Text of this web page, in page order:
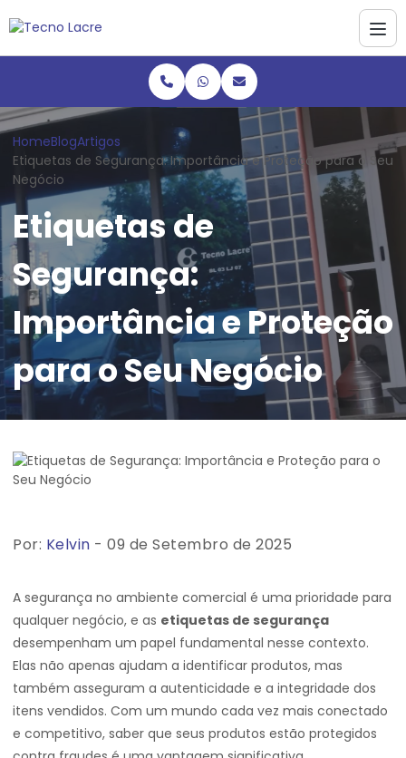
HomeBlogArtigos
Etiquetas de Segurança: Importância e Proteção para o Seu
Negócio
Etiquetas de
Segurança:
Importância e Proteção
para o Seu Negócio
Por: Kelvin - 09 de Setembro de 2025
A segurança no ambiente comercial é uma prioridade para
qualquer negócio, e as etiquetas de segurança
desempenham um papel fundamental nesse contexto.
Elas não apenas ajudam a identificar produtos, mas
também asseguram a autenticidade e a integridade dos
itens vendidos. Com um mundo cada vez mais conectado
e competitivo, saber que seus produtos estão protegidos